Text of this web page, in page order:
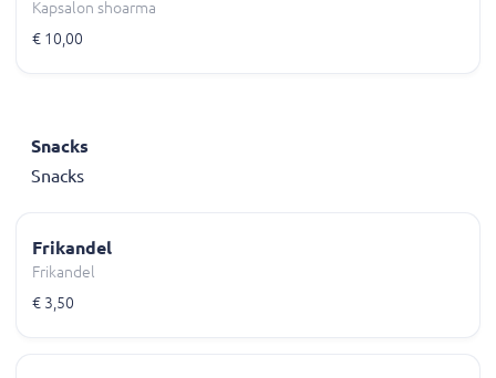
Kapsalon shoarma
€ 10,00
Snacks
Snacks
Frikandel
Frikandel
€ 3,50